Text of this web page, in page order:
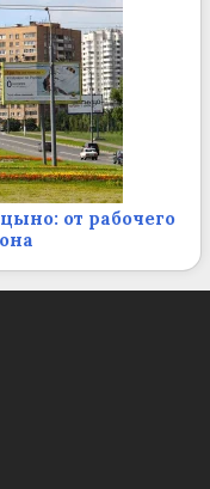
от рабочего